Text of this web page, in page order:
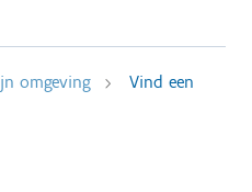
omgeving
Vind een